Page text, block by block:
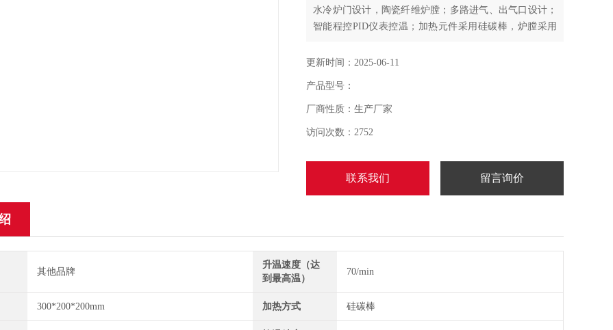
水冷炉门设计，陶瓷纤维炉膛；多路进气、出气口设计；
智能程控PID仪表控温；加热元件采用硅碳棒，炉膛采用
更新时间：2025-06-11
产品型号：
厂商性质：生产厂家
访问次数：2752
联系我们 留言询价
其他品牌
升温速度（达
到最高温）
70/min
300*200*200mm 加热方式 硅碳棒